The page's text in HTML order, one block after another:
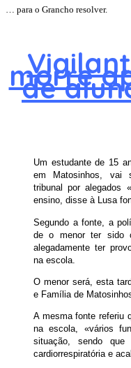
… para o Grancho resolver.
morre
de
Um estudante de 15
em Matosinhos, vai
tribunal por alegados
ensino, disse à Lusa
Segundo a fonte, a
de o menor ter sido
alegadamente ter
na escola.
O menor será, esta
e Família de
A mesma fonte referiu
na escola, «vários
situação, sendo
cardiorrespiratória e